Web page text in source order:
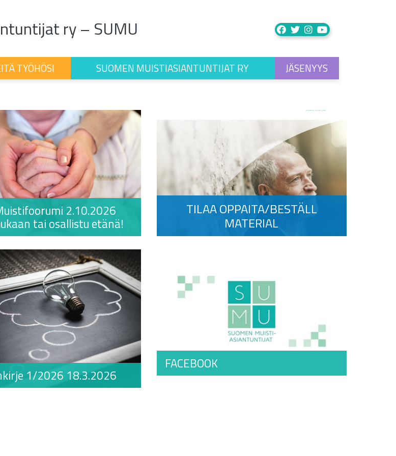
ry – SUMU
TYÖHÖSI SUOMEN MUISTIASIANTUNTIJAT RY JÄSENYYS
2.10.2026
tai osallistu etänä!
TILAA OPPAITA/BESTÄLL
MATERIAL
1/2026 18.3.2026
FACEBOOK